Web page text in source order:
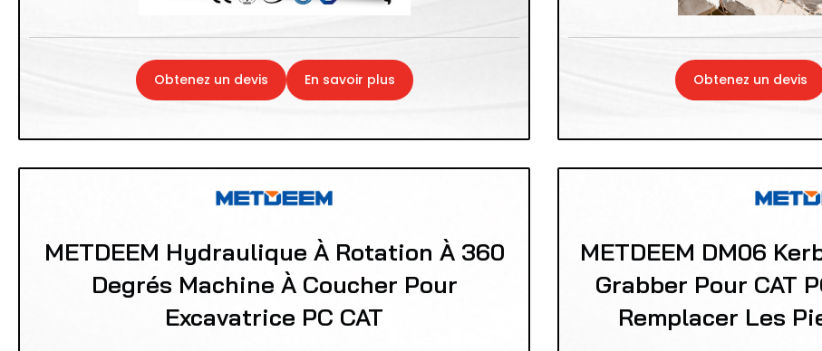
Obtenez un devis En savoir plus Obtenez un devis
METDEEM Hydraulique À Rotation À 360
Degrés Machine À Coucher Pour
Excavatrice PC CAT
METDEEM DM06
Grabber Pour CAT
Remplacer Les